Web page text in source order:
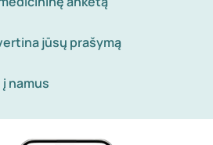
jūsų prašymą
namus